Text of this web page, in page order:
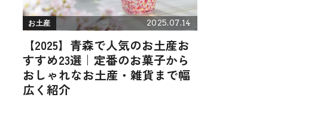
お土産 2025.07.14
【2025】青森で人気のお土産お
すすめ23選｜定番のお菓子から
おしゃれなお土産・雑貨まで幅
広く紹介